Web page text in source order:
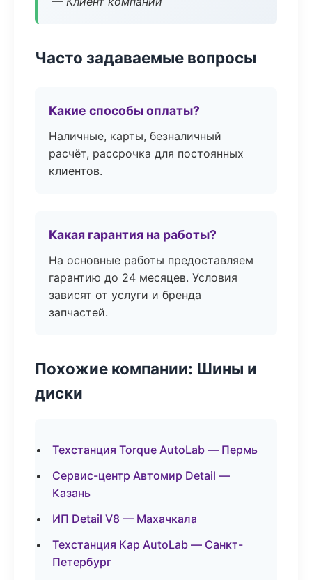
Часто задаваемые вопросы
Какие способы оплаты?
Наличные, карты, безналичный
расчёт, рассрочка для постоянных
клиентов.
Какая гарантия на работы?
На основные работы предоставляем
гарантию до 24 месяцев. Условия
зависят от услуги и бренда
запчастей.
Похожие компании: Шины и
диски
Техстанция Torque AutoLab — Пермь
Сервис-центр Автомир Detail —
Казань
ИП Detail V8 — Махачкала
Техстанция Кар AutoLab — Санкт-
Петербург